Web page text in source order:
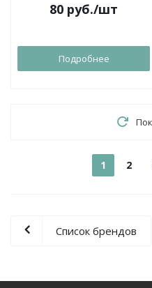
80 руб./шт
Подробнее
1 2
Список брендов